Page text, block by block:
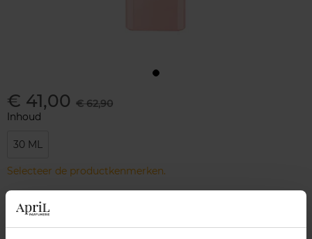
€ 41,00 € 62,90
Inhoud
30 ML
Selecteer de productkenmerken.